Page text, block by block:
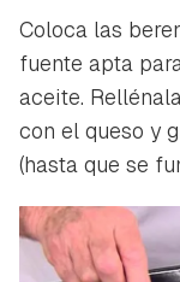
Coloca las
fuente apta
aceite.
con el queso y
(hasta que se